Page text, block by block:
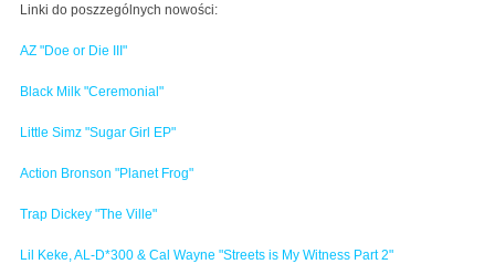
Linki do poszzególnych nowości:
AZ "Doe or Die III"
Black Milk "Ceremonial"
Little Simz "Sugar Girl EP"
Action Bronson "Planet Frog"
Trap Dickey "The Ville"
Lil Keke, AL-D*300 & Cal Wayne "Streets is My Witness Part 2"